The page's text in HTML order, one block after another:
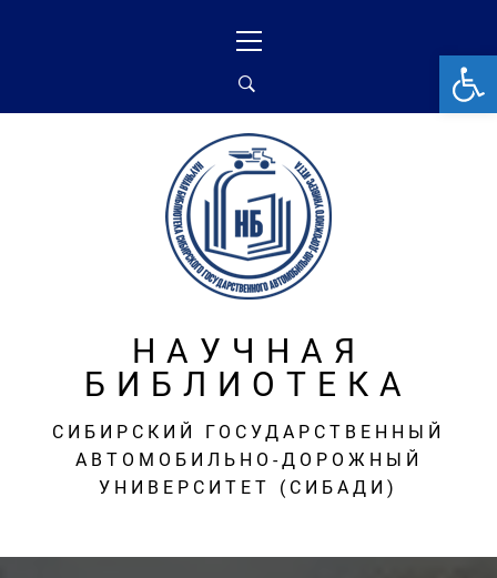
меню
НАУЧНАЯ
БИБЛИОТЕКА
СИБИРСКИЙ ГОСУДАРСТВЕННЫЙ
АВТОМОБИЛЬНО-ДОРОЖНЫЙ
УНИВЕРСИТЕТ (СИБАДИ)